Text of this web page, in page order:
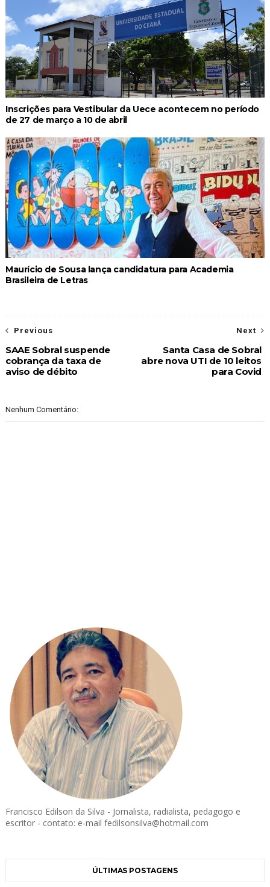
Inscrições para Vestibular da Uece acontecem no período
de 27 de março a 10 de abril
Maurício de Sousa lança candidatura para Academia
Brasileira de Letras
Next
Santa Casa de Sobral
abre nova UTI de 10 leitos
para Covid
Previous
SAAE Sobral suspende
cobrança da taxa de
aviso de débito
Nenhum Comentário:
Francisco Edilson da Silva - Jornalista, radialista, pedagogo e
escritor - contato: e-mail fedilsonsilva@hotmail.com
ÚLTIMAS POSTAGENS